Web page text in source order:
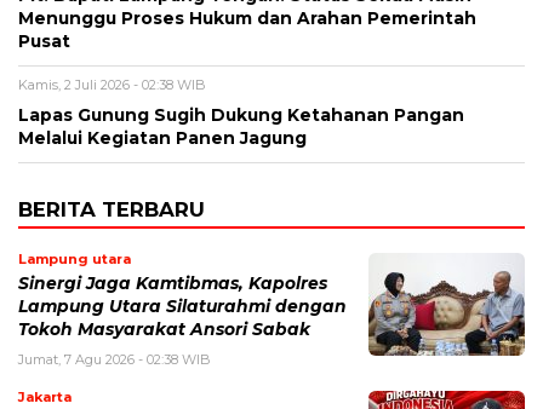
Menunggu Proses Hukum dan Arahan Pemerintah
Pusat
Kamis, 2 Juli 2026 - 02:38 WIB
Lapas Gunung Sugih Dukung Ketahanan Pangan
Melalui Kegiatan Panen Jagung
BERITA TERBARU
Lampung utara
Sinergi Jaga Kamtibmas, Kapolres
Lampung Utara Silaturahmi dengan
Tokoh Masyarakat Ansori Sabak
Jumat, 7 Agu 2026 - 02:38 WIB
Jakarta